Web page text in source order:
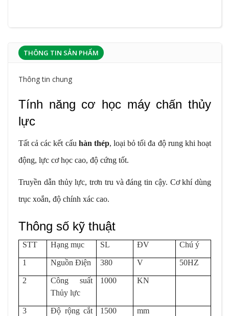
THÔNG TIN SẢN PHẨM
Thông tin chung
Tính năng cơ học máy chấn thủy
lực
Tất cả các kết cấuhàn thép, loại bỏ tối đa độ rung khi hoạt
động, lực cơ học cao, độ cứng tốt.
Truyền dẫn thủy lực, trơn tru và đáng tin cậy. Cơ khí dùng
trục xoắn, độ chính xác cao.
Thông số kỹ thuật
STT Hạng mục SL ĐV Chú ý
1 Nguồn Điện 380 V 50HZ
2
Công suất
Thủy lực
1000 KN
3
Độ rộng cắt
1500 mm